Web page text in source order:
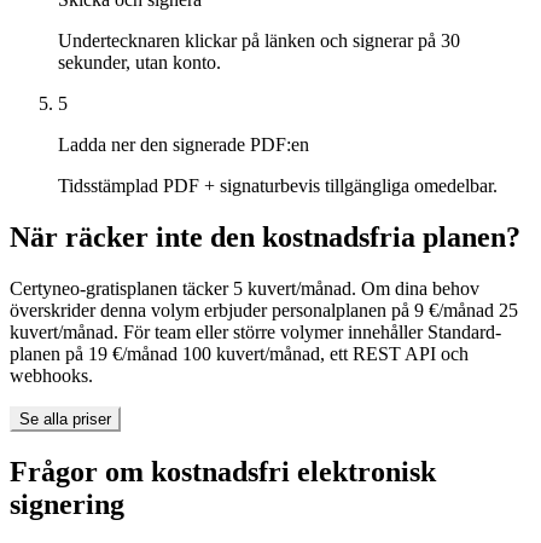
Undertecknaren klickar på länken och signerar på 30
sekunder, utan konto.
5
Ladda ner den signerade PDF:en
Tidsstämplad PDF + signaturbevis tillgängliga omedelbar.
När räcker inte den kostnadsfria planen?
Certyneo-gratisplanen täcker 5 kuvert/månad. Om dina behov
överskrider denna volym erbjuder personalplanen på 9 €/månad 25
kuvert/månad. För team eller större volymer innehåller Standard-
planen på 19 €/månad 100 kuvert/månad, ett REST API och
webhooks.
Se alla priser
Frågor om kostnadsfri elektronisk
signering